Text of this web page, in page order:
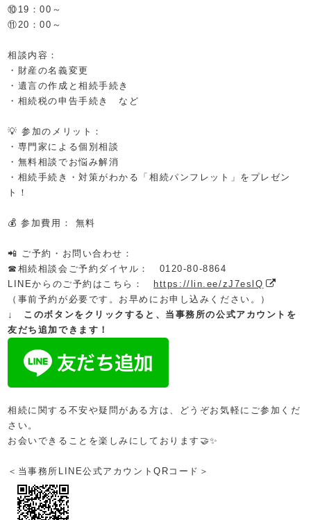
⑩19：00～
⑪20：00～
相談内容：
・財産の名義変更
・遺言の作成と相続手続き
・相続税の申告手続き など
💡 参加のメリット：
・専門家による個別相談
・無料相談でお悩み解消
・相続手続き・対策がわかる「相続パンフレット」をプレゼン
ト！
💰 参加費用： 無料
📲 ご予約・お問い合わせ：
☎相続相談会ご予約ダイヤル： 0120-80-8864
LINEからのご予約はこちら： https://lin.ee/zJ7eslQ
（事前予約が必要です。お早めにお申し込みください。）
↓ このボタンをクリックすると、当事務所の公式アカウントを
友だち追加できます！
相続に関する不安や疑問がある方は、どうぞお気軽にご参加くだ
さい。
お会いできることを楽しみにしております🤝✨
＜当事務所LINE公式アカウントQRコード ＞